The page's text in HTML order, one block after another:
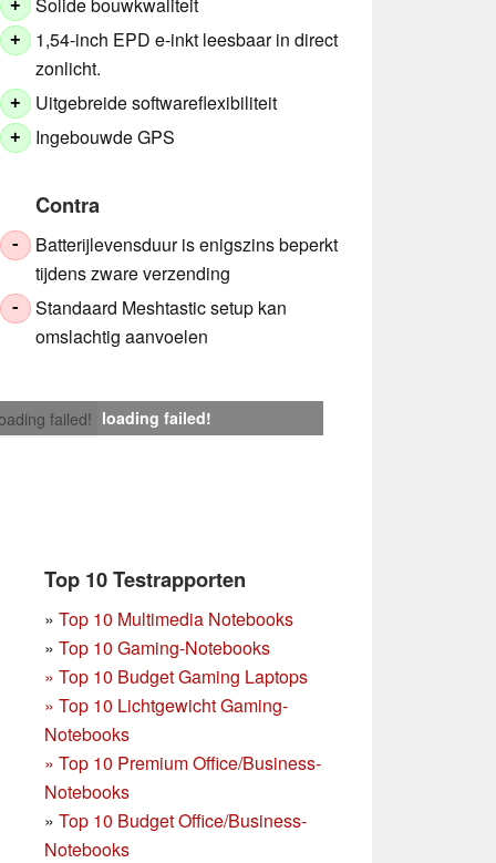
+
+
1,54-inch EPD e-inkt leesbaar in direct
zonlicht.
+ Uitgebreide softwareflexibiliteit
+ Ingebouwde GPS
Contra
-
Batterijlevensduur is enigszins beperkt
tijdens zware verzending
-
Standaard Meshtastic setup kan
omslachtig aanvoelen
failed! loading failed!
Top 10 Testrapporten
» Top 10 Multimedia Notebooks
» Top 10 Gaming-Notebooks
» Top 10 Budget Gaming Laptops
» Top 10 Lichtgewicht Gaming-
Notebooks
» Top 10 Premium Office/Business-
Notebooks
» Top 10 Budget Office/Business-
Notebooks